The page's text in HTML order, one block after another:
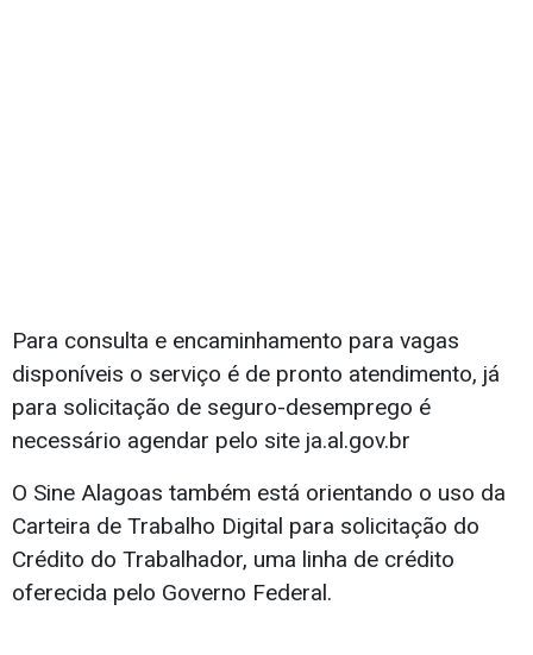
Para consulta e encaminhamento para vagas
disponíveis o serviço é de pronto atendimento, já
para solicitação de seguro-desemprego é
necessário agendar pelo site ja.al.gov.br
O Sine Alagoas também está orientando o uso da
Carteira de Trabalho Digital para solicitação do
Crédito do Trabalhador, uma linha de crédito
oferecida pelo Governo Federal.